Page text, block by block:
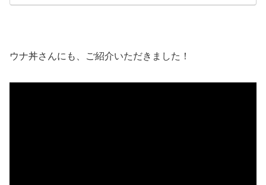
ウナ丼さんにも、ご紹介いただきました！